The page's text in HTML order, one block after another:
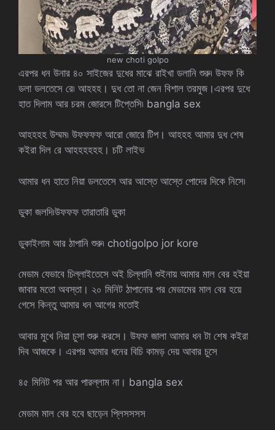
new choti golpo
এরপর ধন উনার ৪০ সাইজের দুধের মাঝে রাইখা ডলানি শুরু৷ উফফ কি
ডলা ডলতেসে রে৷ আহহহ। দুধ তো না জেন বিশাল তরমুজ।এরপর দুধে
হাত দিলাম আর চরম জোরসে টিপ্তেসি৷ bangla sex
আহহহহ উম্মম৷ উফফফফ আরো জোরে টিপ। আহহহ আমার দুধ শেষ
কইরা দিল রে আহহহহহহ। চটি লাইভ
আমার ধন হাতে নিয়া ডলতেসে আর আস্তে আস্তে পোদের দিকে নিসে৷
ডুকা জলদি৷উফফফ তারাতারি ডুকা
ডুকাইলাম আর ঠাপানি শুরু৷ chotigolpo jor kore
মেডাম যেভাবে চিল্লাইতেসে অই চিল্লানি শুইনায় আমার মাল বের হইয়া
জাবার মতো অবস্তা। ২০ মিনিট ঠাপানোর পর মেডামের মাল বের হয়ে
গেসে কিন্তু আমার ধন আগের মতোই
আবার মুখে নিয়া চুসা শুরু করসে। উফফ জালা আমার ধন টা শেষ কইরা
দিব আজকে। এরপর আমার ধনের বিচি কামড় দেয় আবার চুসে
৪৫ মিনিট পর আর পারল্লাম না। bangla sex
মেডাম মাল বের হবে ছাড়েন প্লিসসসস